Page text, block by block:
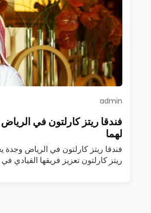
admin
فندقا ريتز كارلتون في
لهما
فندقا ريتز كارلتون في الرياض وجدة
ريتز كارلتون تعزيز فريقها القيادي